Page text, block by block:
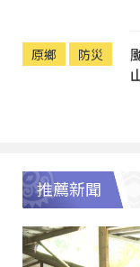
原鄉 防災
推薦新聞